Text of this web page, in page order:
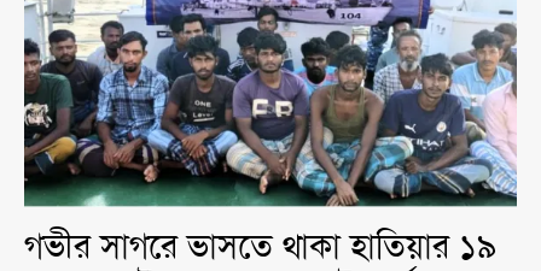
গভীর সাগরে ভাসতে থাকা হাতিয়ার ১৯